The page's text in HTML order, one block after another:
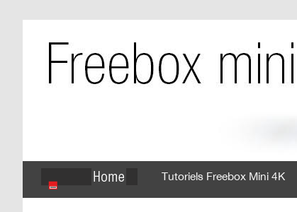
Tutoriels Freebox Mini 4K